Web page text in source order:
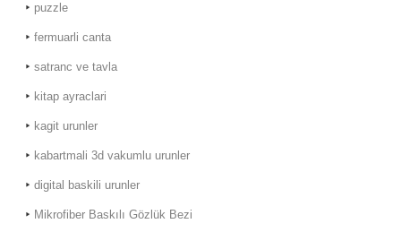
puzzle
fermuarli canta
satranc ve tavla
kitap ayraclari
kagit urunler
kabartmali 3d vakumlu urunler
digital baskili urunler
Mikrofiber Baskılı Gözlük Bezi